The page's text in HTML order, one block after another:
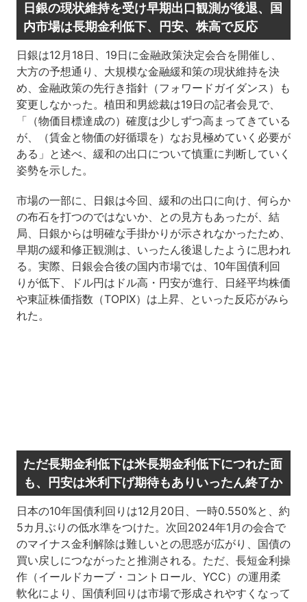
日銀の現状維持を受け早期出口観測が後退、国
内市場は長期金利低下、円安、株高で反応
日銀は12月18日、19日に金融政策決定会合を開催し、
大方の予想通り、大規模な金融緩和策の現状維持を決
め、金融政策の先行き指針（フォワードガイダンス）も
変更しなかった。植田和男総裁は19日の記者会見で、
「（物価目標達成の）確度は少しずつ高まってきている
が、（賃金と物価の好循環を）なお見極めていく必要が
ある」と述べ、緩和の出口について慎重に判断していく
姿勢を示した。
市場の一部に、日銀は今回、緩和の出口に向け、何らか
の布石を打つのではないか、との見方もあったが、結
局、日銀からは明確な手掛かりが示されなかったため、
早期の緩和修正観測は、いったん後退したように思われ
る。実際、日銀会合後の国内市場では、10年国債利回
りが低下、ドル円はドル高・円安が進行、日経平均株価
や東証株価指数（TOPIX）は上昇、といった反応がみら
れた。
ただ長期金利低下は米長期金利低下につれた面
も、円安は米利下げ期待もありいったん終了か
日本の10年国債利回りは12月20日、一時0.550%と、約
5カ月ぶりの低水準をつけた。次回2024年1月の会合で
のマイナス金利解除は難しいとの思惑が広がり、国債の
買い戻しにつながったと推測される。ただ、長短金利操
作（イールドカーブ・コントロール、YCC）の運用柔
軟化により、国債利回りは市場で形成されやすくなって